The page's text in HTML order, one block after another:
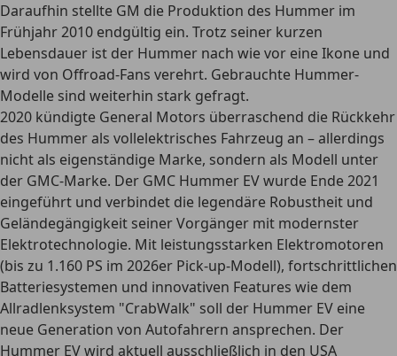
Daraufhin stellte GM die Produktion des Hummer im
Frühjahr 2010 endgültig ein. Trotz seiner kurzen
Lebensdauer ist der Hummer nach wie vor eine Ikone und
wird von Offroad-Fans verehrt. Gebrauchte Hummer-
Modelle sind weiterhin stark gefragt.
2020 kündigte General Motors überraschend die Rückkehr
des Hummer als vollelektrisches Fahrzeug an – allerdings
nicht als eigenständige Marke, sondern als Modell unter
der GMC-Marke. Der GMC Hummer EV wurde Ende 2021
eingeführt und verbindet die legendäre Robustheit und
Geländegängigkeit seiner Vorgänger mit modernster
Elektrotechnologie. Mit leistungsstarken Elektromotoren
(bis zu 1.160 PS im 2026er Pick-up-Modell), fortschrittlichen
Batteriesystemen und innovativen Features wie dem
Allradlenksystem "CrabWalk" soll der Hummer EV eine
neue Generation von Autofahrern ansprechen. Der
Hummer EV wird aktuell ausschließlich in den USA